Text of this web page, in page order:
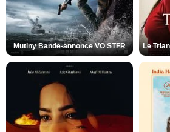
Mutiny Bande-annonce VO STFR Le